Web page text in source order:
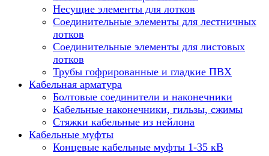
Несущие элементы для лотков
Соединительные элементы для лестничных
лотков
Соединительные элементы для листовых
лотков
Трубы гофрированные и гладкие ПВХ
Кабельная арматура
Болтовые соединители и наконечники
Кабельные наконечники, гильзы, сжимы
Стяжки кабельные из нейлона
Кабельные муфты
Концевые кабельные муфты 1-35 кВ